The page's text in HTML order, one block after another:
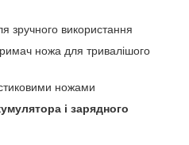
зручного використання
ножа для тривалішого
ножами
і зарядного